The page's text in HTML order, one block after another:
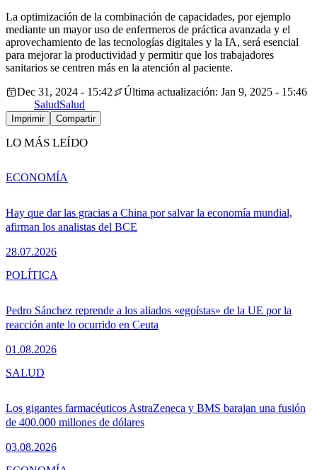
La optimización de la combinación de capacidades, por ejemplo
mediante un mayor uso de enfermeros de práctica avanzada y el
aprovechamiento de las tecnologías digitales y la IA, será esencial
para mejorar la productividad y permitir que los trabajadores
sanitarios se centren más en la atención al paciente.
Dec 31, 2024 - 15:42
Última actualización: Jan 9, 2025 - 15:46
SaludSalud
Imprimir Compartir
LO MÁS LEÍDO
Hay que dar las gracias a China por salvar la economía mundial,
afirman los analistas del BCE
28.07.2026
ECONOMÍA
Pedro Sánchez reprende a los aliados «egoístas» de la UE por la
reacción ante lo ocurrido en Ceuta
01.08.2026
POLÍTICA
Los gigantes farmacéuticos AstraZeneca y BMS barajan una fusión
de 400.000 millones de dólares
03.08.2026
SALUD